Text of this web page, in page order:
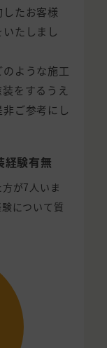
たお客様
たしまし
のような施工
をするうえ
ご参考にし
経験有無
が7人いま
について質